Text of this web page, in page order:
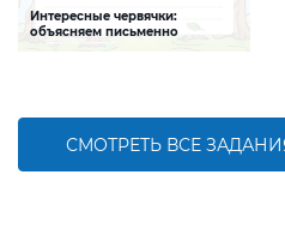
Интересные червячки:
объясняем письменно
СМОТРЕТЬ ВСЕ